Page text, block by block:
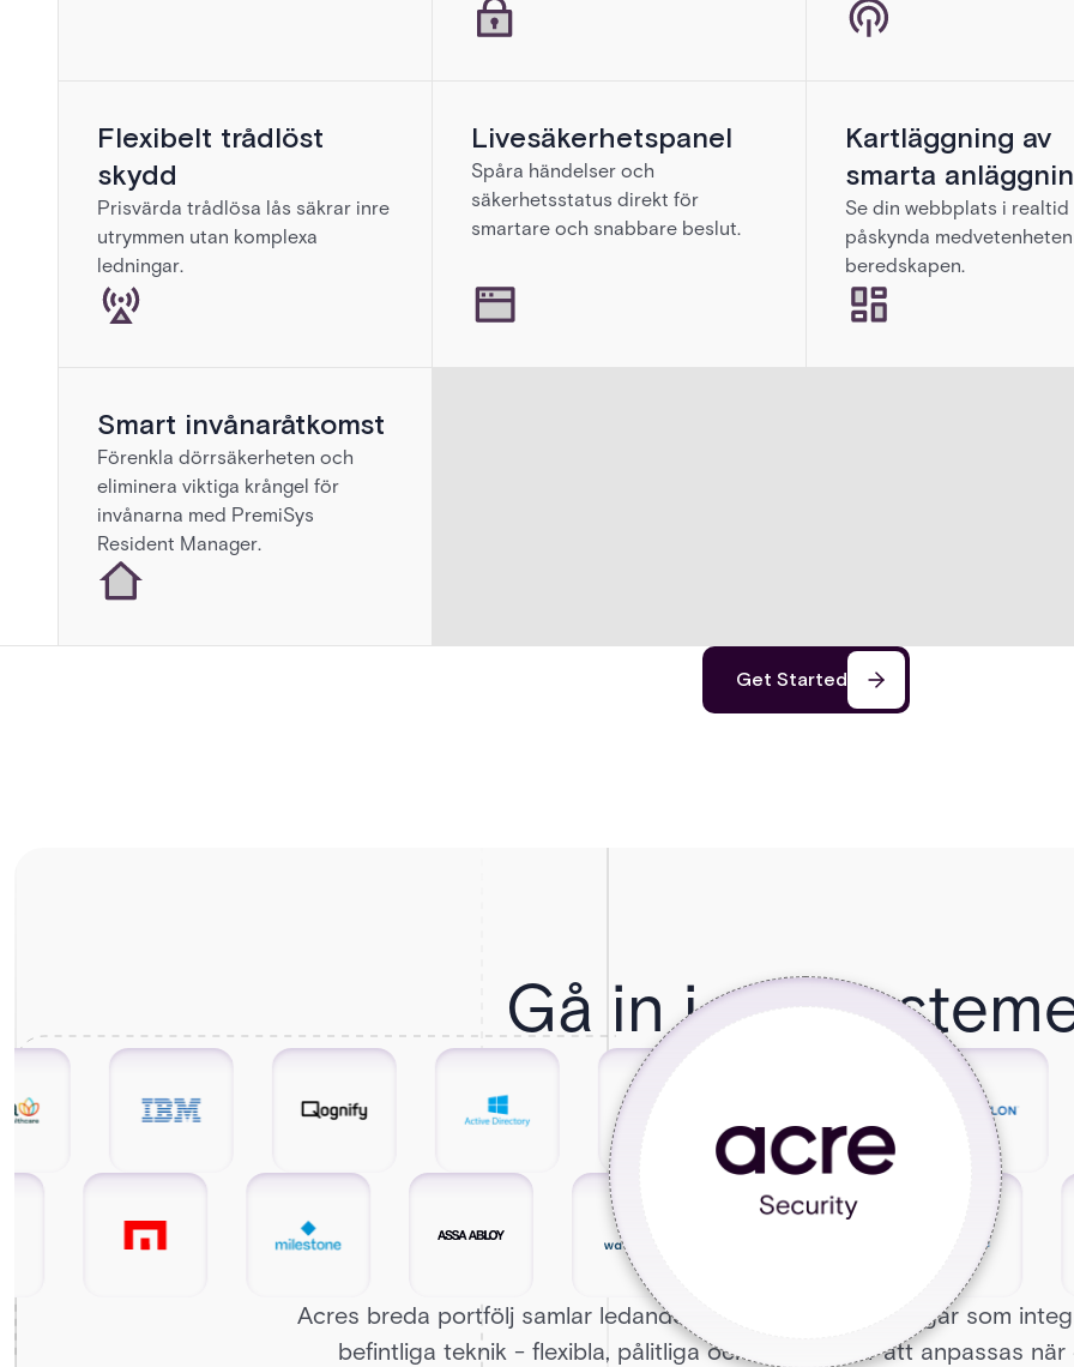
Flexibelt trådlöst
skydd
Prisvärda trådlösa lås säkrar inre
utrymmen utan komplexa
ledningar.
Livesäkerhetspanel
Spåra händelser och
säkerhetsstatus direkt för
smartare och snabbare beslut.
Kartläggning av
smarta
Se din webbplats i
påskynda
beredskapen.
Smart invånaråtkomst
Förenkla dörrsäkerheten och
eliminera viktiga krångel för
invånarna med PremiSys
Resident Manager.
Get Started
Gå in i
Acres breda portfölj samlar ledande åtkomstkontrolllösningar som
befintliga teknik - flexibla, pålitliga och byggda för att anpassas när